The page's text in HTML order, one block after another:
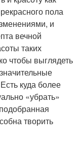
пола
и
вечной
таких
чтобы выглядеть
куда более
«убрать»
творить